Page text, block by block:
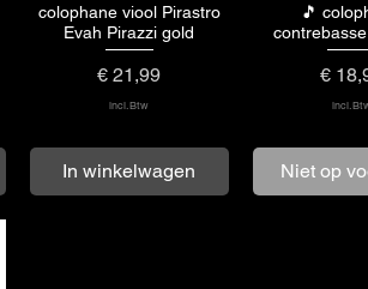
Snel overzicht
colophane viool Pirastro
Evah Pirazzi gold
Prijs
€ 21,99
incl.Btw
In winkelwagen
Snel
🎵
Prijs
€
Niet op